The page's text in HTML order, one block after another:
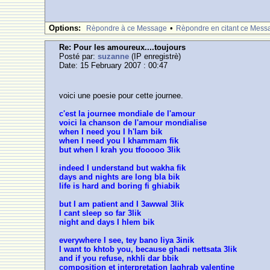
Options: Rèpondre à ce Message • Rèpondre en citant ce
Re: Pour les amoureux....toujours
Posté par:suzanne (IP enregistrè)
Date: 15 February 2007 : 00:47
voici une poesie pour cette journee.
c'est la journee mondiale de l'amour
voici la chanson de l'amour mondialise
when I need you I h'lam bik
when I need you I khammam fik
but when I krah you tfooooo 3lik
indeed I understand but wakha fik
days and nights are long bla bik
life is hard and boring fi ghiabik
but I am patient and I 3awwal 3lik
I cant sleep so far 3lik
night and days I hlem bik
everywhere I see, tey bano liya 3inik
I want to khtob you, because ghadi nettsata 3lik
and if you refuse, nkhli dar bbik
composition et interpretation laghrab valentine